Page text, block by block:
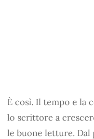
È così. Il tempo e la
lo scrittore a
le buone letture. Dal